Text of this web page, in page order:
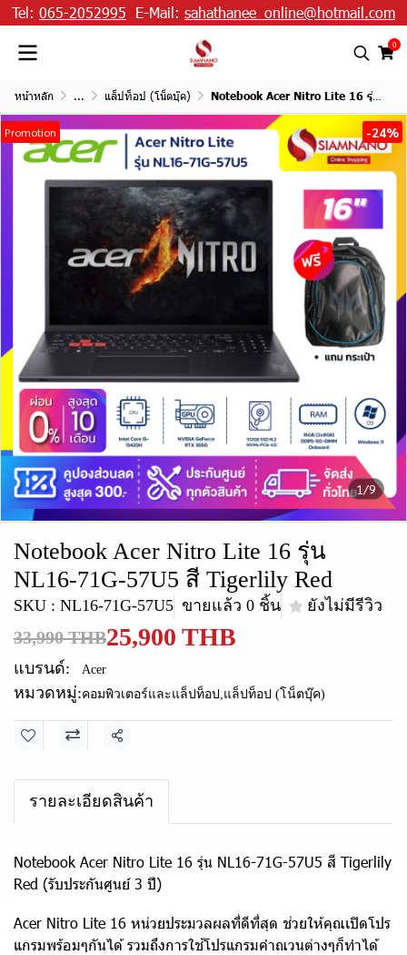
Tel: 065-2052995 E-Mail: sahathanee_online@hotmail.com
0
หน้าหลัก ... แล็ปท็อป (โน็ตบุ๊ค) Notebook Acer Nitro Lite 16 รุ่น NL16-71G-57U5 สี Tigerlily Red
1/9
Promotion -24%
Notebook Acer Nitro Lite 16 รุ่น
NL16-71G-57U5 สี Tigerlily Red
SKU : NL16-71G-57U5 ขายแล้ว 0 ชิ้น ยังไม่มีรีวิว
33,990 THB25,900 THB
แบรนด์: Acer
หมวดหมู่:คอมพิวเตอร์และแล็ปท็อป ,แล็ปท็อป (โน็ตบุ๊ค)
แชร์
รายละเอียดสินค้า
Notebook Acer Nitro Lite 16 รุ่น NL16-71G-57U5 สี Tigerlily
Red (รับประกันศูนย์ 3 ปี)
Acer Nitro Lite 16 หน่วยประมวลผลที่ดีที่สุด ช่วยให้คุณเปิดโปร
แกรมพร้อมๆกันได้ รวมถึงการใช้โปรแกรมคำณวนต่างๆก็ทำได้